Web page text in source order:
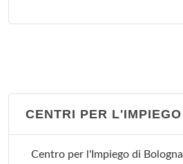
via Cipriani 25, Bologna
CENTRI PER L'IMPIEGO
Centro per l'Impiego di Bologna